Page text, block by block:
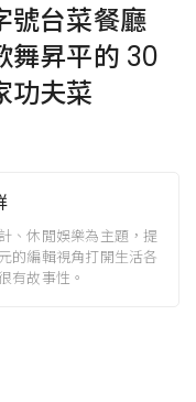
號台菜餐廳
舞昇平的 30
功夫菜
、休閒娛樂為主題，提
的編輯視角打開生活各
有故事性。